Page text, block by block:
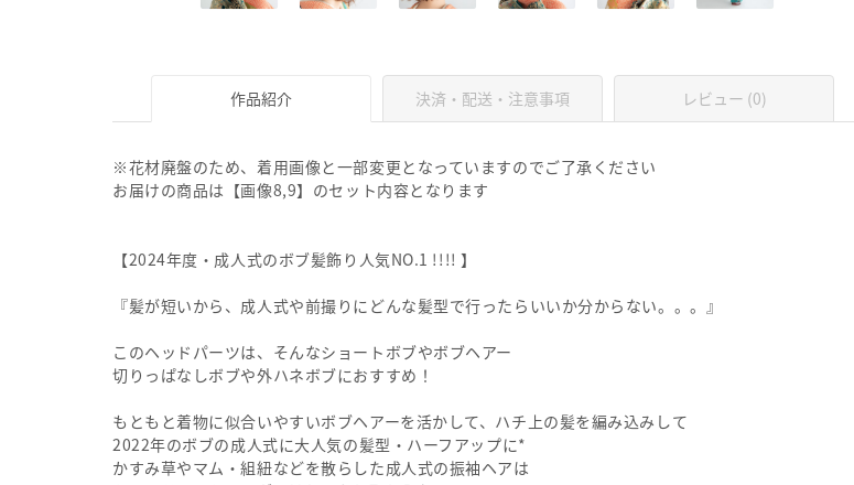
作品紹介 決済・配送・注意事項 レビュー (0)
※花材廃盤のため、着用画像と一部変更となっていますのでご了承ください
お届けの商品は【画像8,9】のセット内容となります
【2024年度・成人式のボブ髪飾り人気NO.1 !!!! 】
『髪が短いから、成人式や前撮りにどんな髪型で行ったらいいか分からない。。。』
このヘッドパーツは、そんなショートボブやボブヘアー
切りっぱなしボブや外ハネボブにおすすめ！
もともと着物に似合いやすいボブヘアーを活かして、ハチ上の髪を編み込みして
2022年のボブの成人式に大人気の髪型・ハーフアップに*
かすみ草やマム・組紐などを散らした成人式の振袖ヘアは